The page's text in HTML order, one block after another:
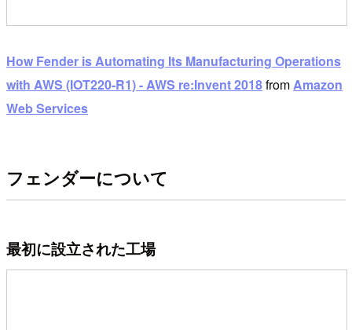
How Fender is Automating Its Manufacturing Operations
with AWS (IOT220-R1) - AWS re:Invent 2018fromAmazon
Web Services
フェンダーについて
最初に設立された工場